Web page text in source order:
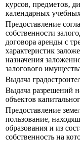
курсов, предметов,
календарных
Предоставление
собственности
договора аренды с
характеристик
назначения
залогового
Выдача
Выдача разрешений
объектов
Предоставление
пользование,
образования и из
собственность на